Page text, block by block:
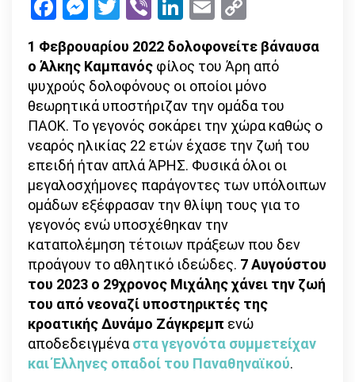
Facebook
Messenger
Twitter
ViberLinkedIn
Email
Link
1 Φεβρουαρίου 2022 δολοφονείτε βάναυσα
ο Άλκης Καμπανός φίλος του Άρη από
ψυχρούς δολοφόνους οι οποίοι μόνο
θεωρητικά υποστήριζαν την ομάδα του
ΠΑΟΚ. Το γεγονός σοκάρει την χώρα καθώς ο
νεαρός ηλικίας 22 ετών έχασε την ζωή του
επειδή ήταν απλά ΆΡΗΣ. Φυσικά όλοι οι
μεγαλοσχήμονες παράγοντες των υπόλοιπων
ομάδων εξέφρασαν την θλίψη τους για το
γεγονός ενώ υποσχέθηκαν την
καταπολέμηση τέτοιων πράξεων που δεν
προάγουν το αθλητικό ιδεώδες. 7 Αυγούστου
του 2023 ο 29χρονος Μιχάλης χάνει την ζωή
του από νεοναζί υποστηρικτές της
κροατικής Δυνάμο Ζάγκρεμπ ενώ
αποδεδειγμέναστα γεγονότα συμμετείχαν
και Έλληνες οπαδοί του Παναθηναϊκού.